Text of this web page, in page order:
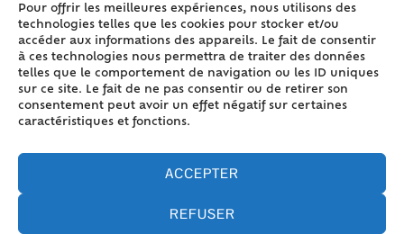
Pour offrir les meilleures expériences, nous utilisons des
technologies telles que les cookies pour stocker et/ou
accéder aux informations des appareils. Le fait de consentir
à ces technologies nous permettra de traiter des données
telles que le comportement de navigation ou les ID uniques
sur ce site. Le fait de ne pas consentir ou de retirer son
consentement peut avoir un effet négatif sur certaines
caractéristiques et fonctions.
ACCEPTER
REFUSER
ACCÈS RAPIDE
Accueil
Contact
Plan du site
Mentions légales
Politique de cookies (UE)